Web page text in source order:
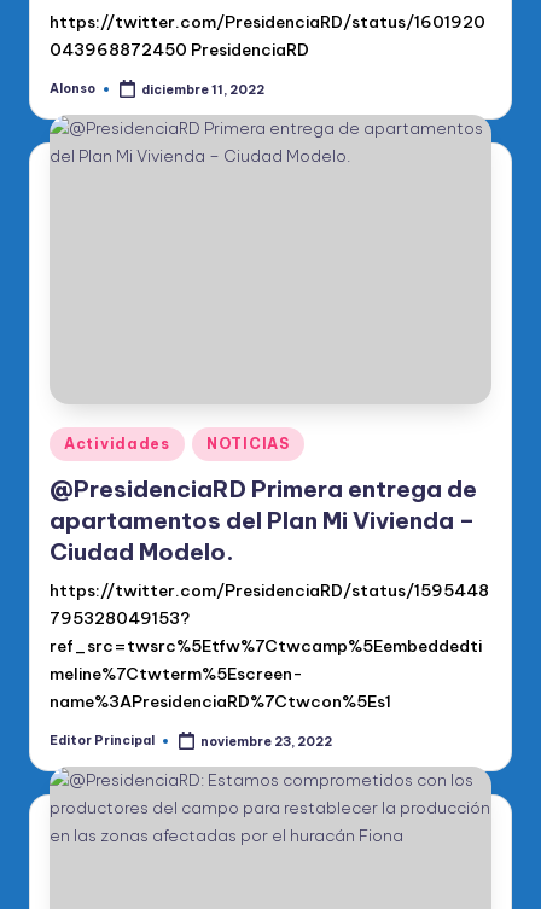
https://twitter.com/PresidenciaRD/status/1601920
043968872450 PresidenciaRD
Publicado
Alonso diciembre 11, 2022
Publicado
en
Actividades NOTICIAS
@PresidenciaRD Primera entrega de
apartamentos del Plan Mi Vivienda –
Ciudad Modelo.
https://twitter.com/PresidenciaRD/status/1595448
795328049153?
ref_src=twsrc%5Etfw%7Ctwcamp%5Eembeddedti
meline%7Ctwterm%5Escreen-
name%3APresidenciaRD%7Ctwcon%5Es1
Publicado
Editor Principal noviembre 23, 2022